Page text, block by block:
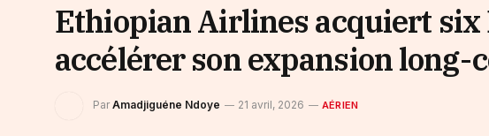
Ethiopian Airlines acquiert six
accélérer son expansion
Par Amadjiguéne Ndoye 21 avril, 2026 AÉRIEN